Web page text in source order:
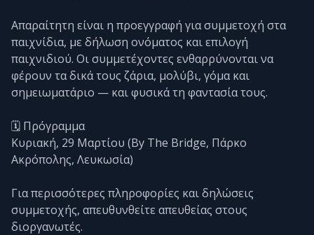
Απαραίτητη είναι η προεγγραφή για συμμετοχή στα
παιχνίδια, με δήλωση ονόματος και επιλογή
παιχνιδιού. Οι συμμετέχοντες ενθαρρύνονται να
φέρουν τα δικά τους ζάρια, μολύβι, γόμα και
σημειωματάριο — και φυσικά τη φαντασία τους.
🗓️ Πρόγραμμα
Κυριακή, 29 Μαρτίου (By The Bridge, Πάρκο
Ακρόπολης, Λευκωσία)
Για περισσότερες πληροφορίες και δηλώσεις
συμμετοχής, απευθυνθείτε απευθείας στους
διοργανωτές.